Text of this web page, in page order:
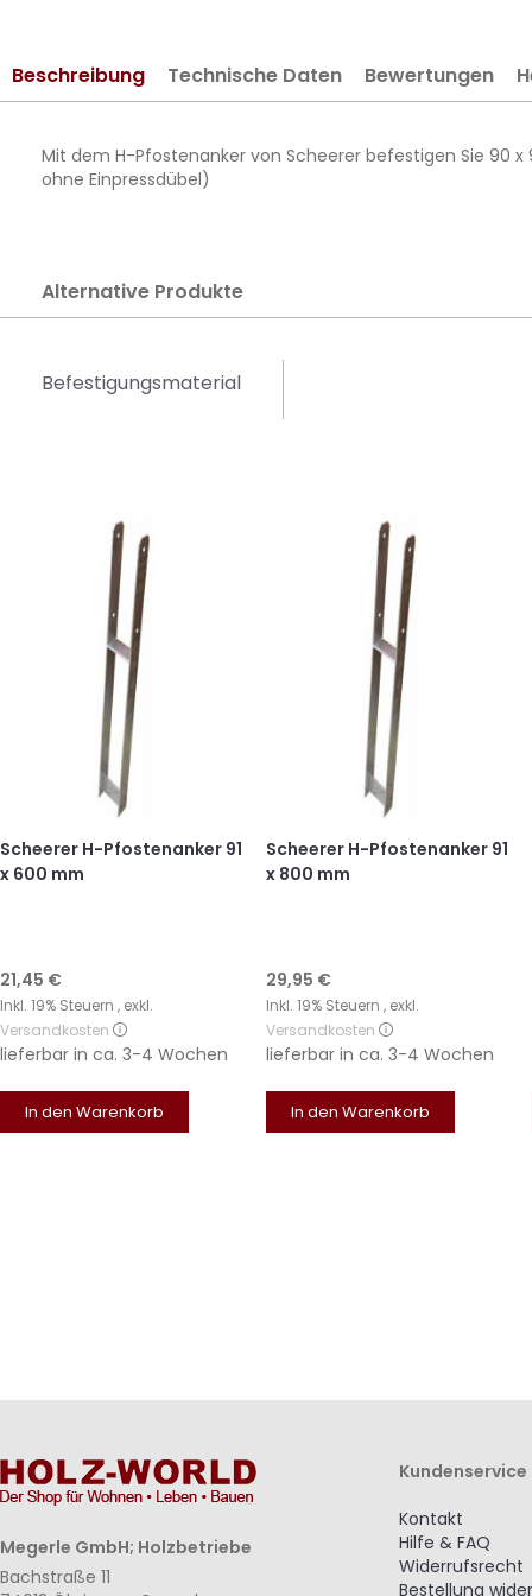
Beschreibung
Mit dem H-Pfostenanker von Scheerer befestigen Sie 90
ohne Einpressdübel)
Technische Daten Bewertungen
Alternative Produkte
Befestigungsmaterial
Scheerer H-Pfostenanker 91
x 600 mm
21,45 €
Inkl. 19% Steuern , exkl.
Versandkosten
lieferbar in ca. 3-4 Wochen
In den Warenkorb
Scheerer H-Pfostenanker 91
x 800 mm
29,95 €
Inkl. 19% Steuern , exkl.
Versandkosten
lieferbar in ca. 3-4 Wochen
In den Warenkorb
Megerle GmbH; Holzbetriebe
Bachstraße 11
Kundenservice
Kontakt
Hilfe & FAQ
Widerrufsrecht
Bestellung